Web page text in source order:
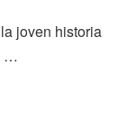
joven historia
…